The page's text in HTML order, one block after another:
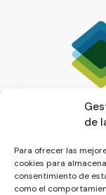
de
Para ofrecer las
cookies para
consentimiento de
como el